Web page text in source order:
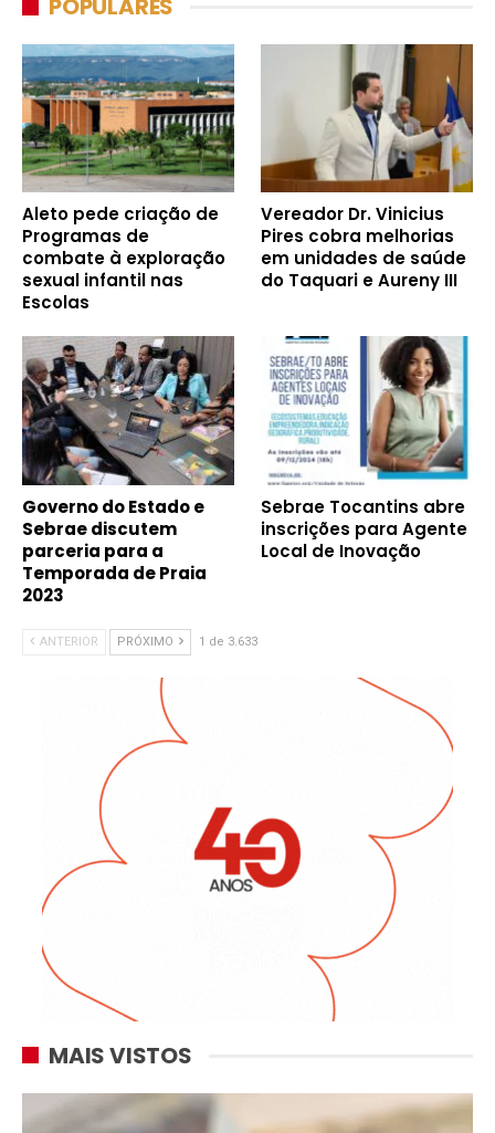
POPULARES
Aleto pede criação de
Programas de
combate à exploração
sexual infantil nas
Escolas
Vereador Dr. Vinicius
Pires cobra melhorias
em unidades de saúde
do Taquari e Aureny III
Governo do Estado e
Sebrae discutem
parceria para a
Temporada de Praia
2023
Sebrae Tocantins abre
inscrições para Agente
Local de Inovação
ANTERIOR PRÓXIMO 1 de 3.633
MAIS VISTOS